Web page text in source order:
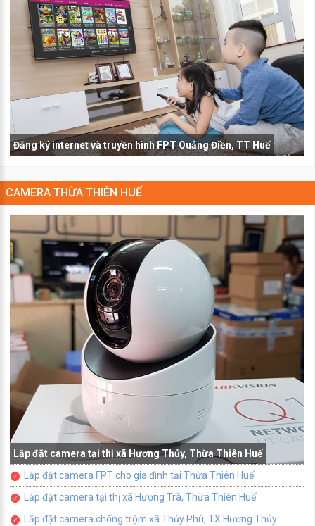
Đăng ký internet và truyền hình FPT Quảng Điền, TT Huế
CAMERA THỪA THIÊN HUẾ
Lắp đặt camera tại thị xã Hương Thủy, Thừa Thiên Huế
Lắp đặt camera FPT cho gia đình tại Thừa Thiên Huế
Lắp đặt camera tại thị xã Hương Trà, Thừa Thiên Huế
Lắp đặt camera chống trộm xã Thủy Phù, TX Hương Thủy